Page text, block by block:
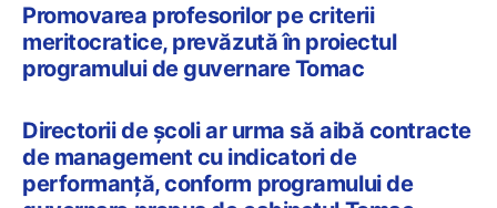
Promovarea profesorilor pe criterii
meritocratice, prevăzută în proiectul
programului de guvernare Tomac
Directorii de școli ar urma să aibă contracte
de management cu indicatori de
performanță, conform programului de